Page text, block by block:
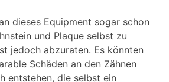
dieses Equipment sogar schon
und Plaque selbst zu
jedoch abzuraten. Es könnten
Schäden an den Zähnen
entstehen, die selbst ein